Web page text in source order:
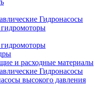
Гидронасосы
и расходные материалы
Гидронасосы
высокого давления